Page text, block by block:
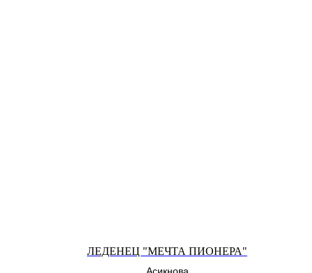
ЛЕДЕНЕЦ "МЕЧТА ПИОНЕРА"